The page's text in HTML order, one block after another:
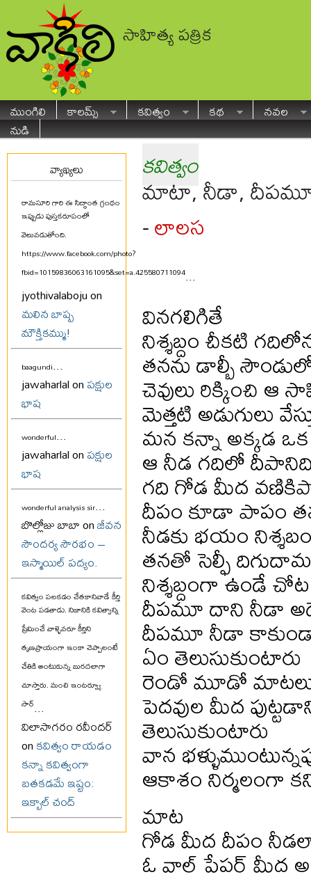
సాహిత్య పత్రిక
ముంగిలి కాలమ్స్ కవిత్వం కథ
నవల
నుడి
వ్యాఖ్యలు
రామసూరి గారి ఈ సిద్ధాంత గ్రంథం
ఇప్పుడు పుస్తకరూపంలో
వెలువడుతోంది.
https://www.facebook.com/photo?
fbid=10159836063161095&set=a.425580711094...
jyothivalaboju on
మలిన బాష్ప
మౌక్తికమ్ము!
baagundi...
jawaharlal onపక్షుల
భాష
wonderful...
jawaharlal onపక్షుల
భాష
wonderful analysis sir...
బొల్లోజు బాబా onజీవన
సౌందర్య సౌరభం –
ఇస్మాయిల్ పద్యం.
కవిత్వం పలకడం చేతకానివాడే కీర్తి
వెంట పడతాడు. నిజానికి కవిత్వాన్ని
ప్రేమించే వాళ్ళెవరూ కీర్తిని
తృణప్రాయంగా ఇంకా చెప్పాలంటే
చేతికి అంటుకున్న బురదలాగా
చూస్తారు. మంచి ఇంటర్వ్యూ
సార్...
విలాసాగరం రవీందర్
onకవిత్వం రాయడం
కన్నా కవిత్వంగా
బతకడమే ఇష్టం:
ఇక్బాల్ చంద్
కవిత్వం
మాటా, నీడా,
-లాలస
వినగలిగితే
నిశ్శబ్దం చీకటి
తనను డాల్బీ
చెవులు రిక్కించి ఆ
మెత్తటి అడుగులు
మన కన్నా అక్కడ ఒక
ఆ నీడ గదిలో
గది గోడ మీద
దీపం కూడా పాపం
నీడకు భయం
తనతో సెల్ఫీ
నిశ్శబ్దంగా ఉండే
దీపమూ దాని నీడా
దీపమూ నీడా
ఏం తెలుసుకుంటారు
రెండో మూడో మాటలు
పెదవుల మీద
తెలుసుకుంటారు
వాన
ఆకాశం నిర్మలంగా
మాట
గోడ మీద దీపం
ఓ వాల్ పేపర్ మీద